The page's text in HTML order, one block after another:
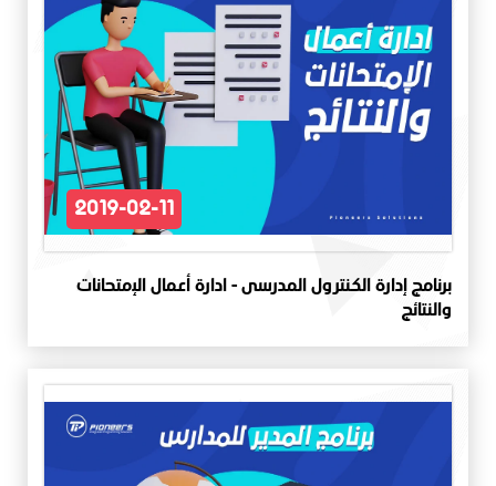
2019-02-11
برنامج إدارة الكنترول المدرسى - ادارة أعمال الإمتحانات
والنتائج